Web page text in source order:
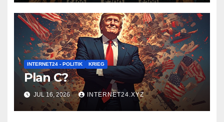
INTERNET24 - POLITIK KRIEG
Plan C?
JUL 16, 2026 INTERNET24.XYZ